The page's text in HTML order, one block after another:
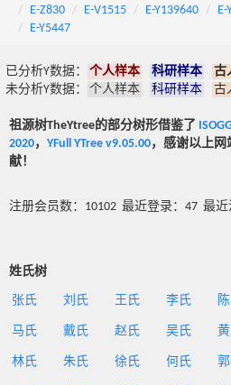
E-Z830
E-V1515 E-Y139640 E-
E-Y5447
已分析Y数据： 个人样本 科研样本
古
未分析Y数据：
个人样本 科研样本 古
祖源树TheYtree的部分树形借鉴了
2020， YFull YTree v9.05.00，感谢以上
献！
注册会员数：10102 最近登录：47 最
姓氏树
张氏 刘氏 王氏 李氏
马氏 戴氏 赵氏 吴氏
林氏 朱氏 徐氏 何氏